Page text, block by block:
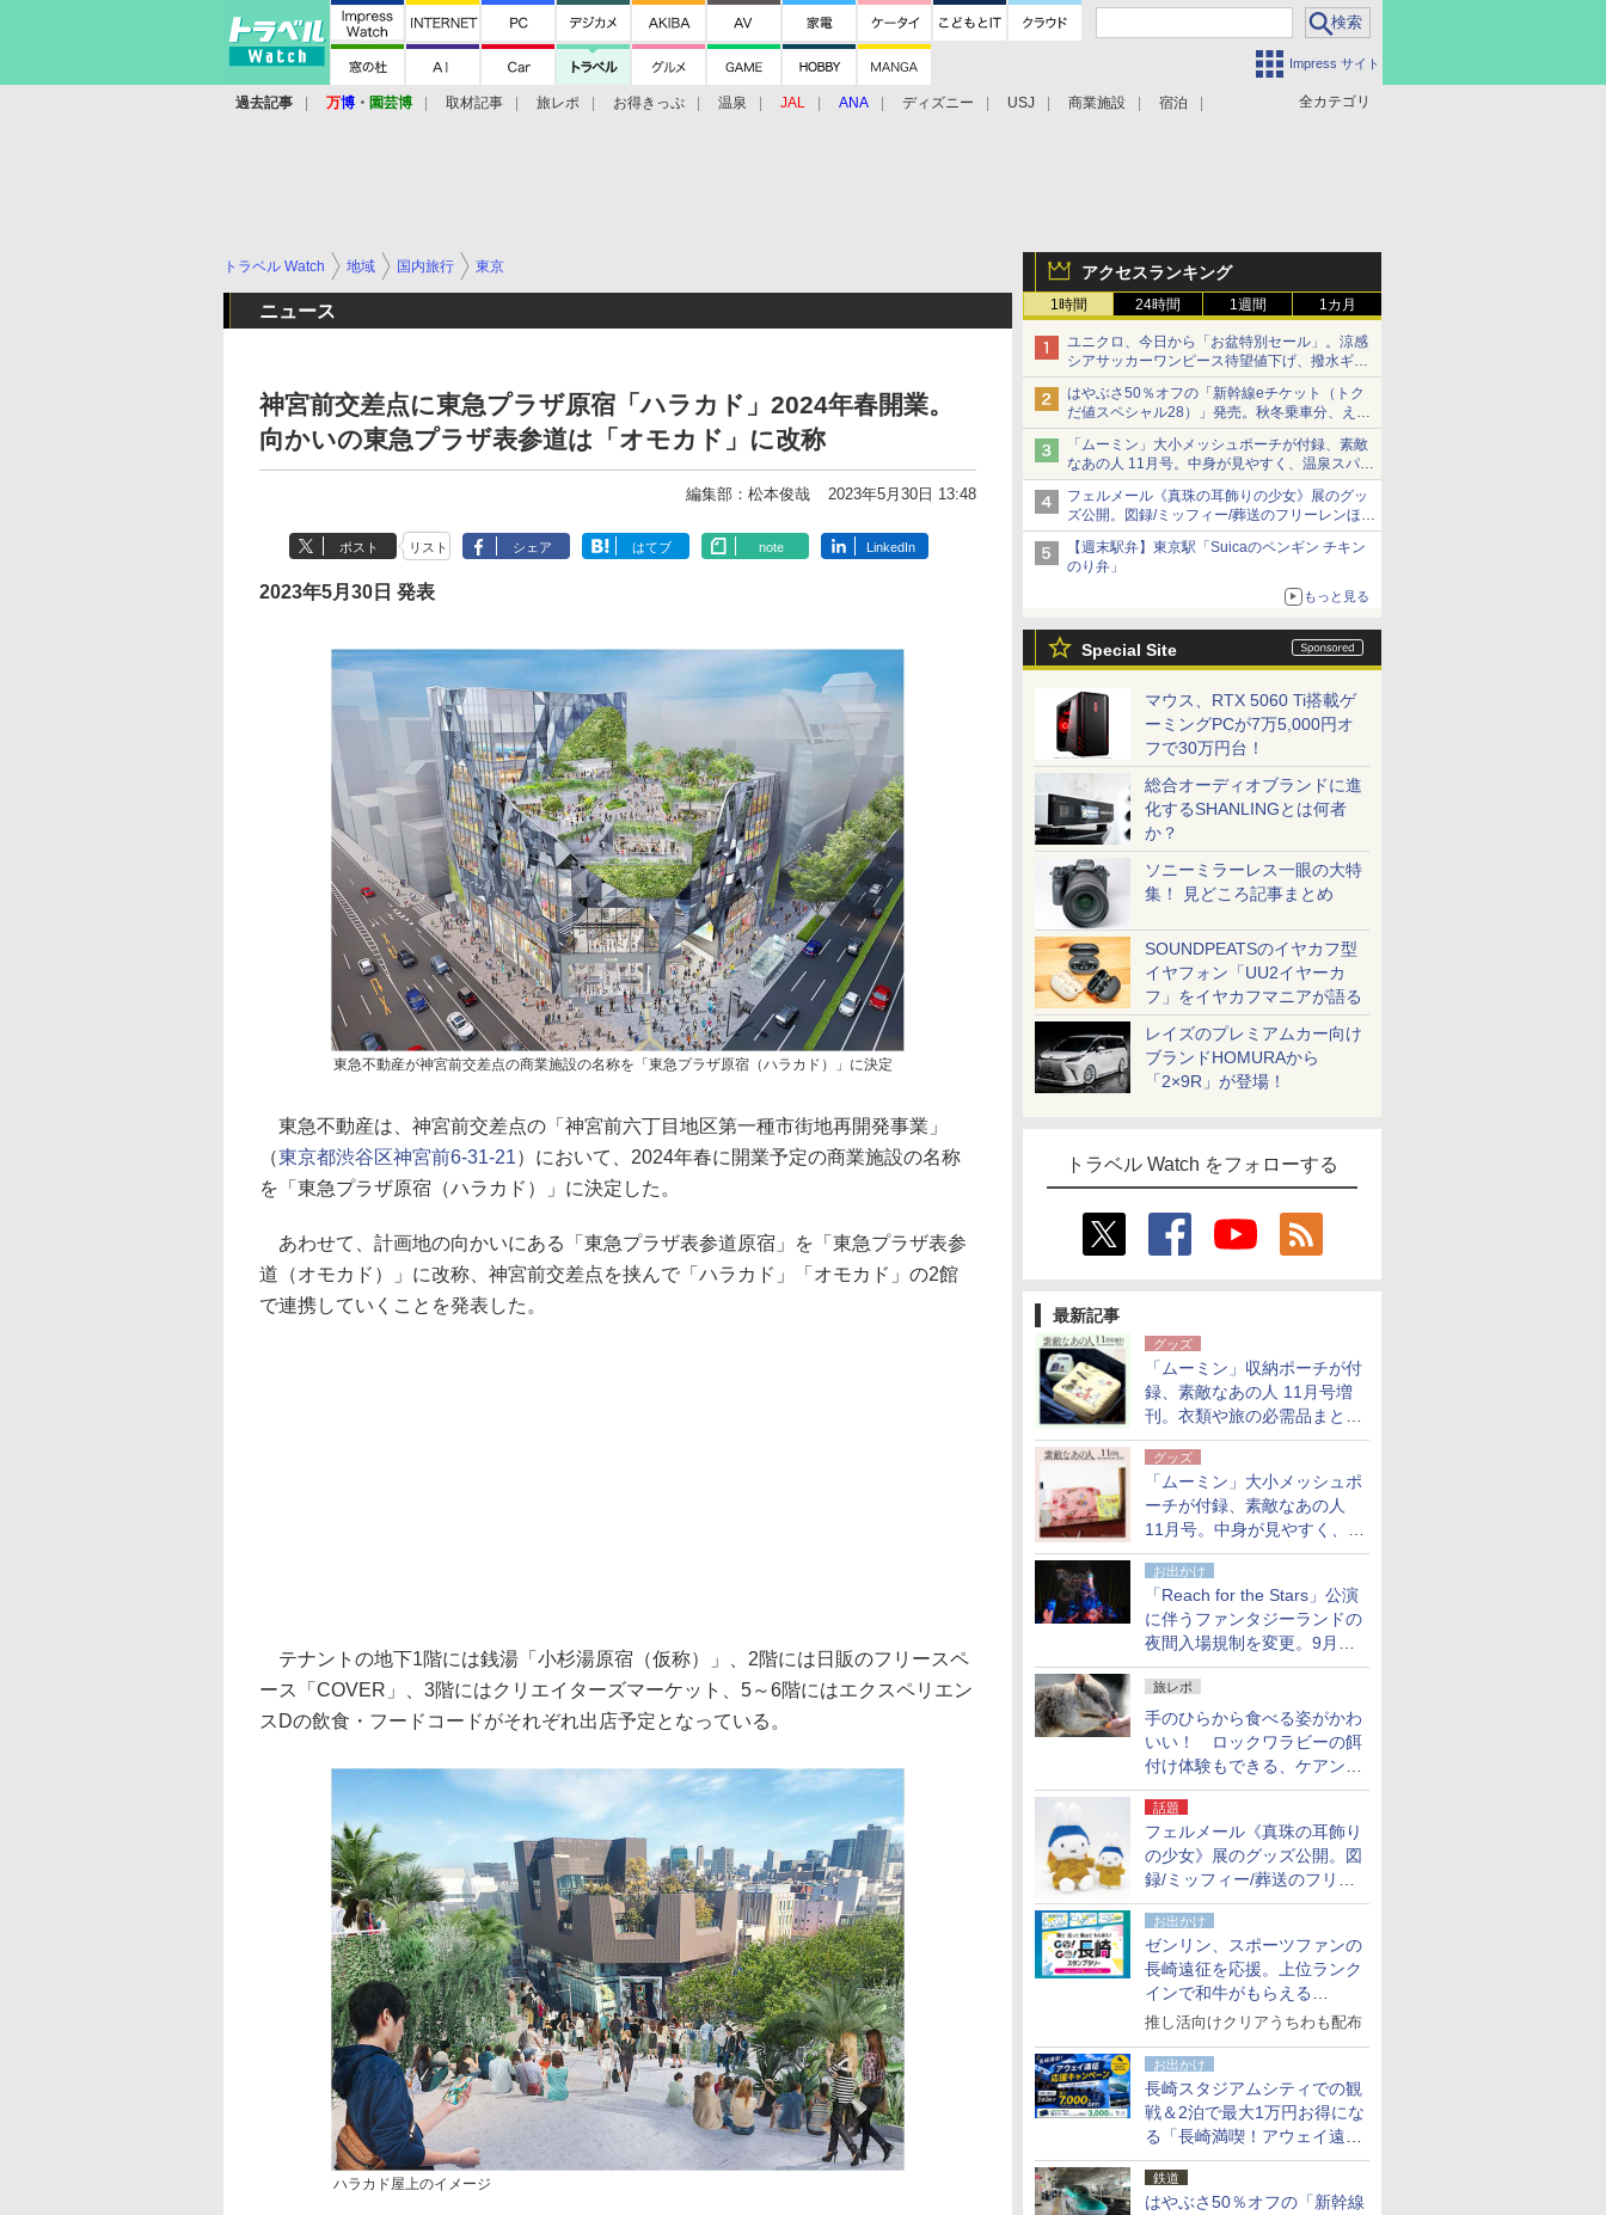
Impress サイト
全カテゴリ
過去記事 万博 ・ 園芸博 取材記事 旅レポ お得きっぷ 温泉 JAL ANA ディズニー USJ 商業施設 宿泊
アクセスランキング
1時間 24時間 1週間 1カ月
ユニクロ、今日から「お盆特別セール」。涼感
シアサッカーワンピース待望値下げ、撥水ギア
ショーツは1990円に
はやぶさ50％オフの「新幹線eチケット（トク
だ値スペシャル28）」発売。秋冬乗車分、えき
ねっと限定
「ムーミン」大小メッシュポーチが付録、素敵
なあの人 11月号。中身が見やすく、温泉スパに
も使える
フェルメール《真珠の耳飾りの少女》展のグッ
ズ公開。図録/ミッフィー/葬送のフリーレンほ
か、注目ブランドコラボが実現
【週末駅弁】東京駅「Suicaのペンギン チキン
のり弁」
もっと見る
Special Site
マウス、RTX 5060 Ti搭載ゲ
ーミングPCが7万5,000円オ
フで30万円台！
総合オーディオブランドに進
化するSHANLINGとは何者
か？
ソニーミラーレス一眼の大特
集！ 見どころ記事まとめ
SOUNDPEATSのイヤカフ型
イヤフォン「UU2イヤーカ
フ」をイヤカフマニアが語る
レイズのプレミアムカー向け
ブランドHOMURAから
「2×9R」が登場！
トラベル Watch をフォローする
最新記事
グッズ
「ムーミン」収納ポーチが付
録、素敵なあの人 11月号増
刊。衣類や旅の必需品まとま
る大小2個セット
グッズ
「ムーミン」大小メッシュポ
ーチが付録、素敵なあの人
11月号。中身が見やすく、温
泉スパにも使える
お出かけ
「Reach for the Stars」公演
に伴うファンタジーランドの
夜間入場規制を変更。9月か
ら18時50分～20時ごろに
旅レポ
手のひらから食べる姿がかわ
いい！ ロックワラビーの餌
付け体験もできる、ケアンズ
でアサートン高原の日本語ガ
イド付きツアーに参加してみ
た
話題
フェルメール《真珠の耳飾り
の少女》展のグッズ公開。図
録/ミッフィー/葬送のフリー
レンほか、注目ブランドコラ
ボが実現
お出かけ
ゼンリン、スポーツファンの
長崎遠征を応援。上位ランク
インで和牛がもらえる
「GO！GO！長崎スタンプラ
推し活向けクリアうちわも配布
お出かけ
長崎スタジアムシティでの観
戦＆2泊で最大1万円お得にな
る「長崎満喫！アウェイ遠征
応援キャンペーン」
鉄道
はやぶさ50％オフの「新幹線
トラベル Watch 地域 国内旅行 東京
ニュース
神宮前交差点に東急プラザ原宿「ハラカド」2024年春開業。
向かいの東急プラザ表参道は「オモカド」に改称
編集部：松本俊哉 2023年5月30日 13:48
ポスト リスト シェア はてブ note LinkedIn
2023年5月30日 発表
東急不動産が神宮前交差点の商業施設の名称を「東急プラザ原宿（ハラカド）」に決定
東急不動産は、神宮前交差点の「神宮前六丁目地区第一種市街地再開発事業」
（東京都渋谷区神宮前6-31-21）において、2024年春に開業予定の商業施設の名称
を「東急プラザ原宿（ハラカド）」に決定した。
あわせて、計画地の向かいにある「東急プラザ表参道原宿」を「東急プラザ表参
道（オモカド）」に改称、神宮前交差点を挟んで「ハラカド」「オモカド」の2館
で連携していくことを発表した。
テナントの地下1階には銭湯「小杉湯原宿（仮称）」、2階には日販のフリースペ
ース「COVER」、3階にはクリエイターズマーケット、5～6階にはエクスペリエン
スDの飲食・フードコードがそれぞれ出店予定となっている。
ハラカド屋上のイメージ